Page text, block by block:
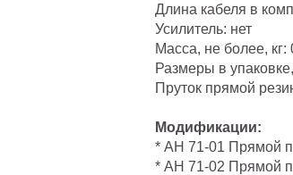
Длина кабеля в
Усилитель: нет
Масса, не более, кг:
Размеры в
Пруток прямой
Модификации:
* АН 71-01 Прямой
* АН 71-02 Прямой